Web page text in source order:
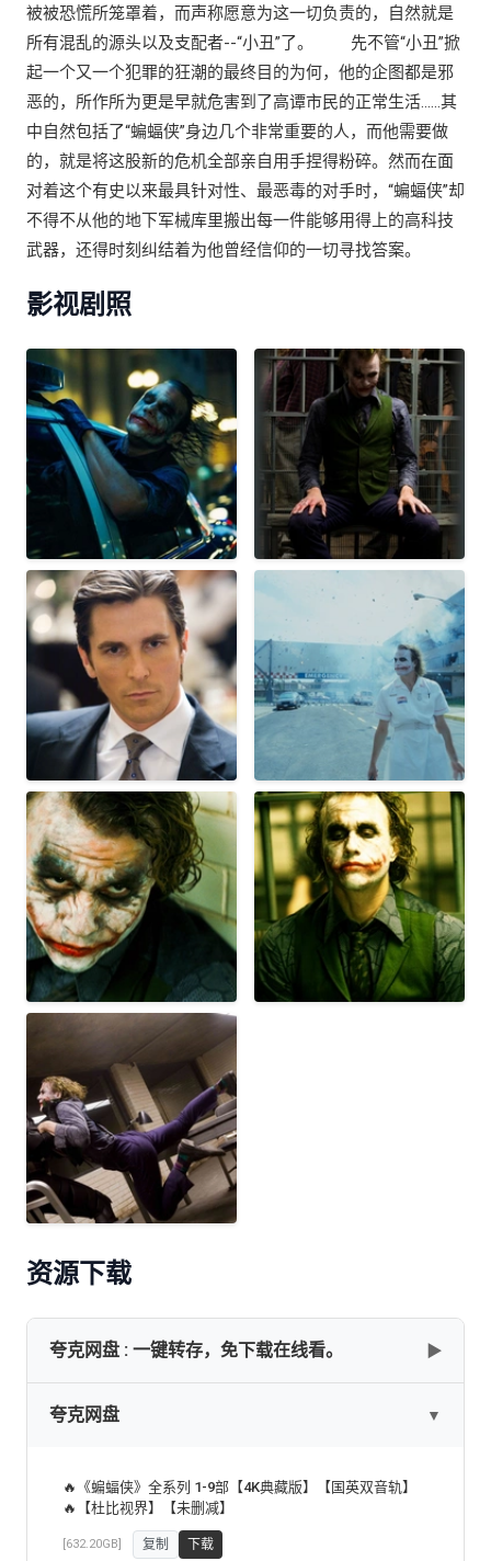
被被恐慌所笼罩着，而声称愿意为这一切负责的，自然就是
所有混乱的源头以及支配者--“小丑”了。 先不管“小丑”掀
起一个又一个犯罪的狂潮的最终目的为何，他的企图都是邪
恶的，所作所为更是早就危害到了高谭市民的正常生活……其
中自然包括了“蝙蝠侠”身边几个非常重要的人，而他需要做
的，就是将这股新的危机全部亲自用手捏得粉碎。然而在面
对着这个有史以来最具针对性、最恶毒的对手时，“蝙蝠侠”却
不得不从他的地下军械库里搬出每一件能够用得上的高科技
武器，还得时刻纠结着为他曾经信仰的一切寻找答案。
影视剧照
资源下载
夸克网盘 : 一键转存，免下载在线看。 ▶
网盘下载
夸克网盘 ▼
🔥《蝙蝠侠》全系列 1-9部【4K典藏版】【国英双音轨】
🔥【杜比视界】【未删减】
[632.20GB] 复制 下载